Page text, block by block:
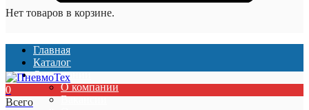
Нет товаров в корзине.
Главная
Каталог
О компании
О компании
Вакансии
0
Всего